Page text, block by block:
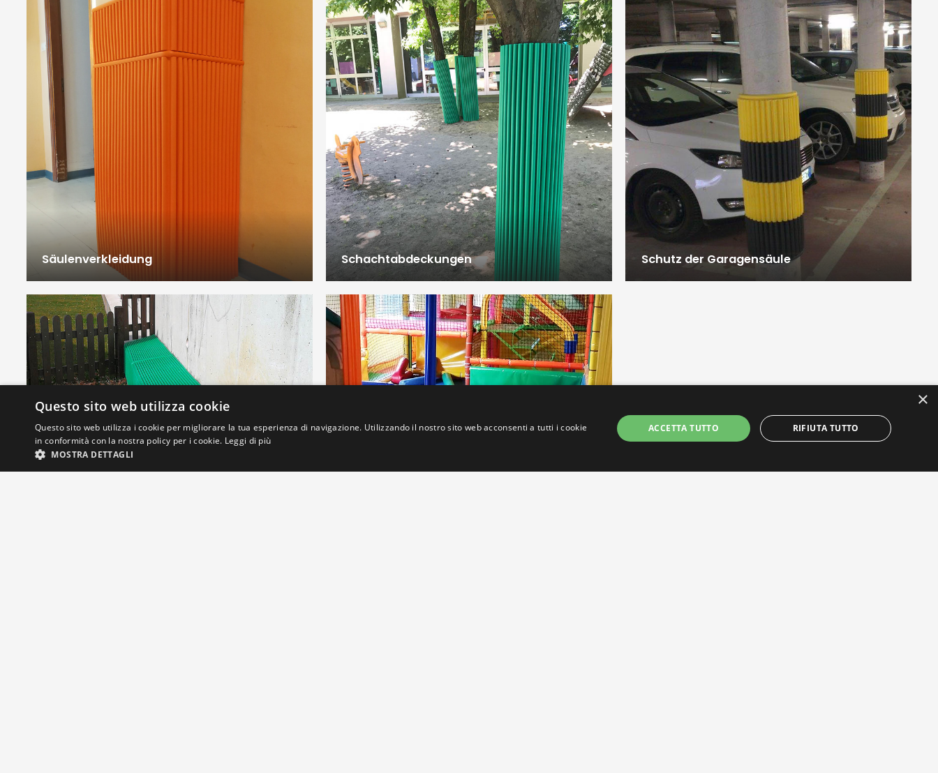
Säulenverkleidung Schachtabdeckungen Schutz der Garagensäule
×
Questo sito web utilizza cookie
Questo sito web utilizza i cookie per migliorare la tua esperienza di navigazione. Utilizzando il nostro sito web acconsenti a tutti i cookie
in conformità con la nostra policy per i cookie. Leggi di più
MOSTRA DETTAGLI
ACCETTA TUTTO RIFIUTA TUTTO